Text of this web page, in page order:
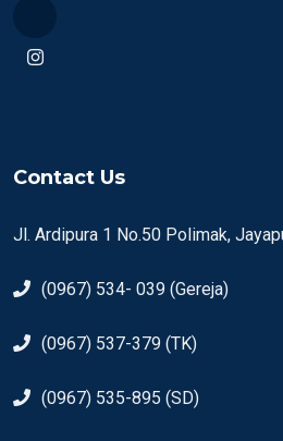
Contact Us
Jl. Ardipura 1 No.50 Polimak,
(0967) 534- 039 (Gereja)
(0967) 537-379 (TK)
(0967) 535-895 (SD)